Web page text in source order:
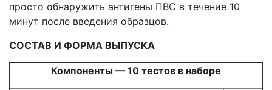
просто обнаружить антигены ПВС в течение 10
минут после введения образцов.
СОСТАВ И ФОРМА ВЫПУСКА
Компоненты — 10 тестов в наборе